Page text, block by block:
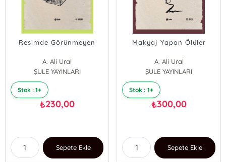
Resimde Görünmeyen
A. Ali Ural
ŞULE YAYINLARI
Stok : 1+
₺230,00
Sepete Ekle
Makyaj Yapan Ölüler
A. Ali Ural
ŞULE YAYINLARI
Stok : 1+
₺300,00
Sepete Ekle